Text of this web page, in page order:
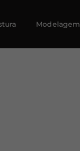
Modelagem